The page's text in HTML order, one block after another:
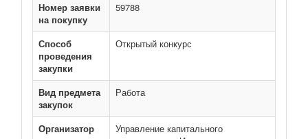
Номер заявки
на покупку
59788
Способ
проведения
закупки
Открытый конкурс
Вид предмета
закупок
Работа
Организатор
Управление капитального